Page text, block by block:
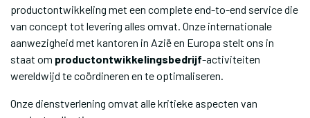
productontwikkeling met een complete end-to-end service die
van concept tot levering alles omvat. Onze internationale
aanwezigheid met kantoren in Azië en Europa stelt ons in
staat om productontwikkelingsbedrijf-activiteiten
wereldwijd te coördineren en te optimaliseren.
Onze dienstverlening omvat alle kritieke aspecten van